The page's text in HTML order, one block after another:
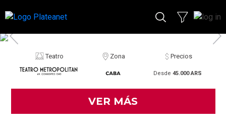
Teatro Zona Precios
Desde 45.000 ARS
VER MÁS